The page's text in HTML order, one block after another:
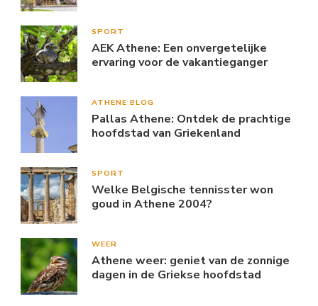
SPORT
AEK Athene: Een onvergetelijke
ervaring voor de vakantieganger
ATHENE BLOG
Pallas Athene: Ontdek de prachtige
hoofdstad van Griekenland
SPORT
Welke Belgische tennisster won
goud in Athene 2004?
WEER
Athene weer: geniet van de zonnige
dagen in de Griekse hoofdstad